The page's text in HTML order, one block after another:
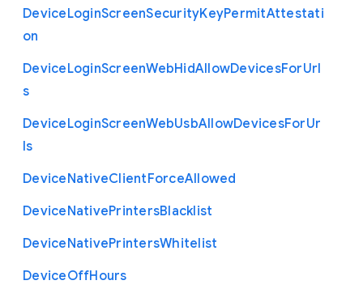
DeviceLoginScreenSecurityKeyPermitAttestati
on
DeviceLoginScreenWebHidAllowDevicesForUrl
s
DeviceLoginScreenWebUsbAllowDevicesForUr
ls
DeviceNativeClientForceAllowed
DeviceNativePrintersBlacklist
DeviceNativePrintersWhitelist
DeviceOffHours